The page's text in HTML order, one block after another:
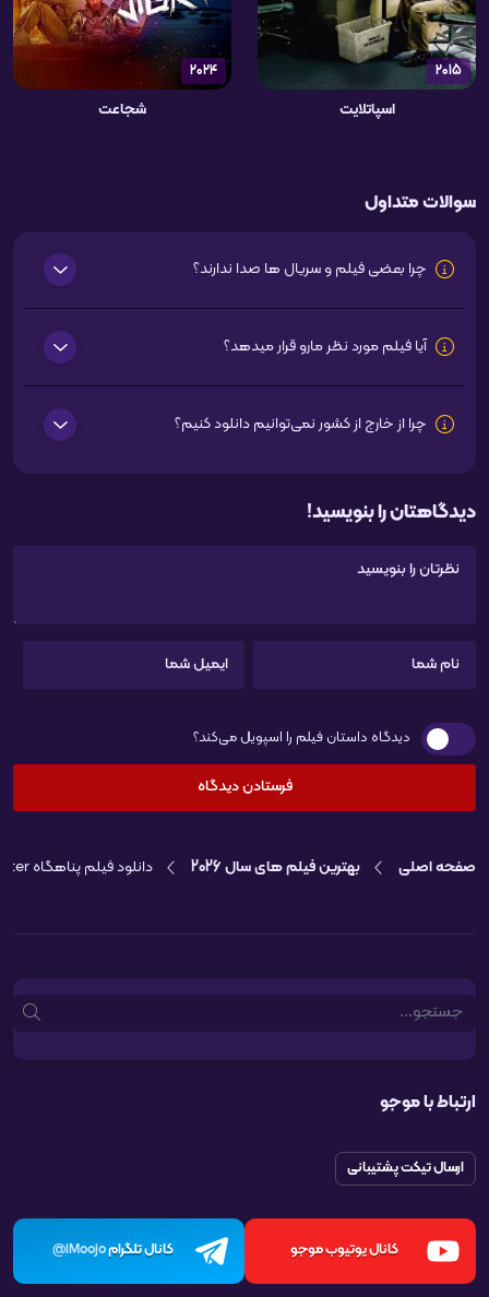
2015
اسپاتلایت
2024
شجاعت
سوالات متداول
چرا بعضی فیلم و سریال ها صدا ندارند؟
آیا فیلم مورد نظر مارو قرار میدهد؟
چرا از خارج از کشور نمی‌توانیم دانلود کنیم؟
دیدگاهتان را بنویسید!
دیدگاه داستان فیلم را اسپویل می‌کند؟
صفحه اصلی بهترین فیلم های سال 2026 دانلود فیلم پناهگاه Shelter
Search
ارتباط با موجو
ارسال تیکت پشتیبانی
کانال یوتیوب موجو کانال تلگرامiMoojo@